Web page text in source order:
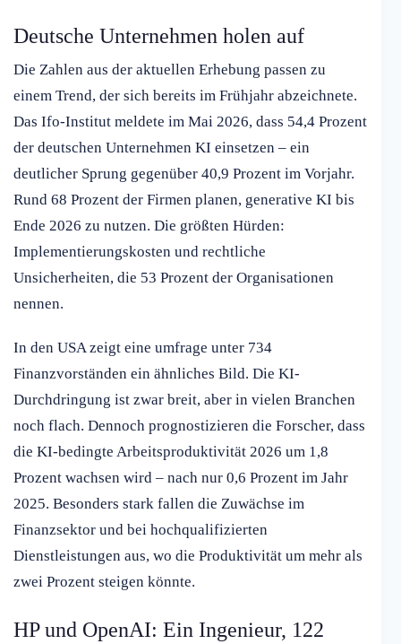
Deutsche Unternehmen holen auf
Die Zahlen aus der aktuellen Erhebung passen zu
einem Trend, der sich bereits im Frühjahr abzeichnete.
Das Ifo-Institut meldete im Mai 2026, dass 54,4 Prozent
der deutschen Unternehmen KI einsetzen – ein
deutlicher Sprung gegenüber 40,9 Prozent im Vorjahr.
Rund 68 Prozent der Firmen planen, generative KI bis
Ende 2026 zu nutzen. Die größten Hürden:
Implementierungskosten und rechtliche
Unsicherheiten, die 53 Prozent der Organisationen
nennen.
In den USA zeigt eine umfrage unter 734
Finanzvorständen ein ähnliches Bild. Die KI-
Durchdringung ist zwar breit, aber in vielen Branchen
noch flach. Dennoch prognostizieren die Forscher, dass
die KI-bedingte Arbeitsproduktivität 2026 um 1,8
Prozent wachsen wird – nach nur 0,6 Prozent im Jahr
2025. Besonders stark fallen die Zuwächse im
Finanzsektor und bei hochqualifizierten
Dienstleistungen aus, wo die Produktivität um mehr als
zwei Prozent steigen könnte.
HP und OpenAI: Ein Ingenieur, 122